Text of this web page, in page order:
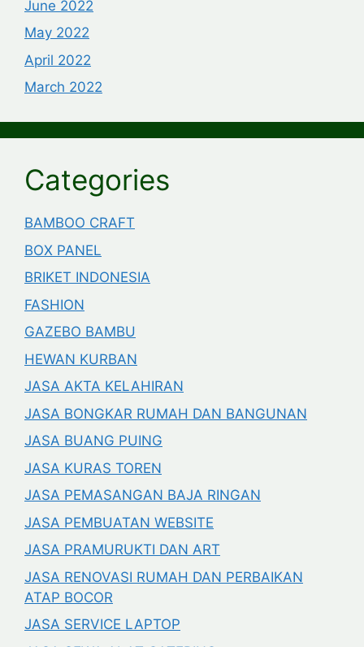
June 2022
May 2022
April 2022
March 2022
Categories
BAMBOO CRAFT
BOX PANEL
BRIKET INDONESIA
FASHION
GAZEBO BAMBU
HEWAN KURBAN
JASA AKTA KELAHIRAN
JASA BONGKAR RUMAH DAN BANGUNAN
JASA BUANG PUING
JASA KURAS TOREN
JASA PEMASANGAN BAJA RINGAN
JASA PEMBUATAN WEBSITE
JASA PRAMURUKTI DAN ART
JASA RENOVASI RUMAH DAN PERBAIKAN
ATAP BOCOR
JASA SERVICE LAPTOP